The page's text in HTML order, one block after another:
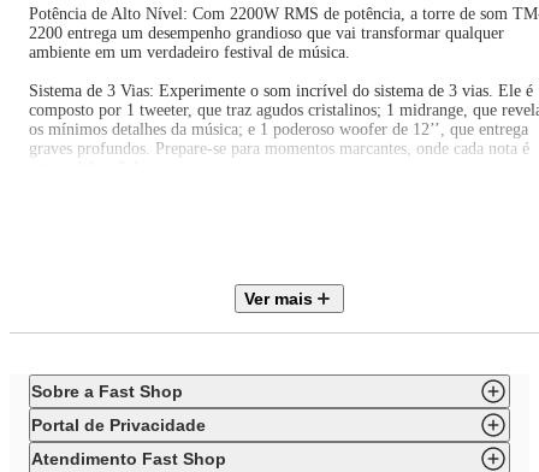
Potência de Alto Nível: Com 2200W RMS de potência, a torre de som
2200 entrega um desempenho grandioso que vai transformar qualquer
ambiente em um verdadeiro festival de música.
Sistema de 3 Vias: Experimente o som incrível do sistema de 3 vias. Ele é
composto por 1 tweeter, que traz agudos cristalinos; 1 midrange, que
os mínimos detalhes da música; e 1 poderoso woofer de 12’’, que entrega
graves profundos. Prepare-se para momentos marcantes, onde cada nota é
transforme qualquer festa em um show.
Adicione Cor à Sua Festa: A função Led Color Lights conta com 7 modos
de luzes LED, que vibram ao som da música, criando uma atmosfera de
balada para animar ainda mais o ambiente.
Ver mais
Sobre a Fast Shop
Portal de Privacidade
Atendimento Fast Shop